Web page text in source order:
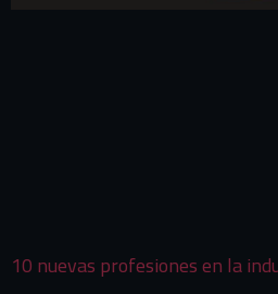
10 nuevas profesiones en la